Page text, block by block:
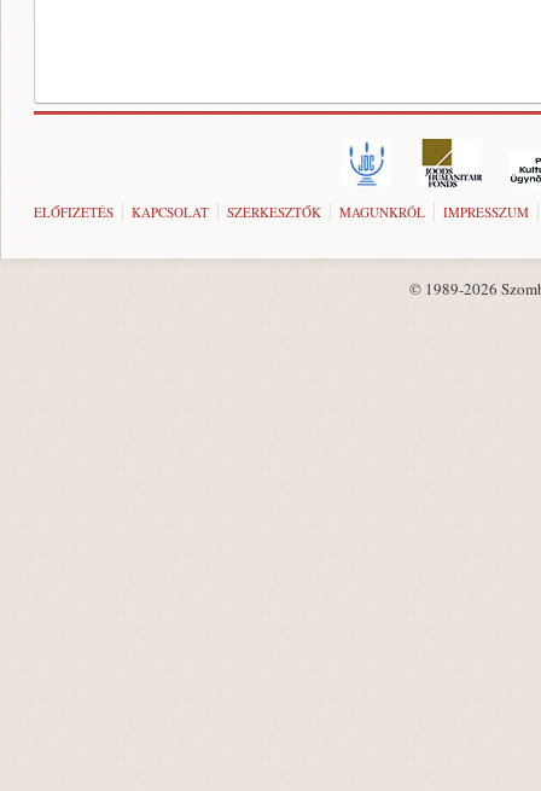
ELŐFIZETÉS KAPCSOLAT SZERKESZTŐK MAGUNKRÓL IMPRESSZUM
© 1989-2026